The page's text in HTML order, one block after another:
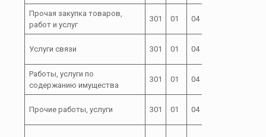
Прочая закупка товаров,
работ и услуг
301 01 04
Услуги связи 301 01 04
Работы, услуги по
содержанию имущества
301 01 04
Прочие работы, услуги 301 01 04